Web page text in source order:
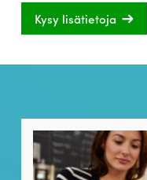
Kysy lisätietoja